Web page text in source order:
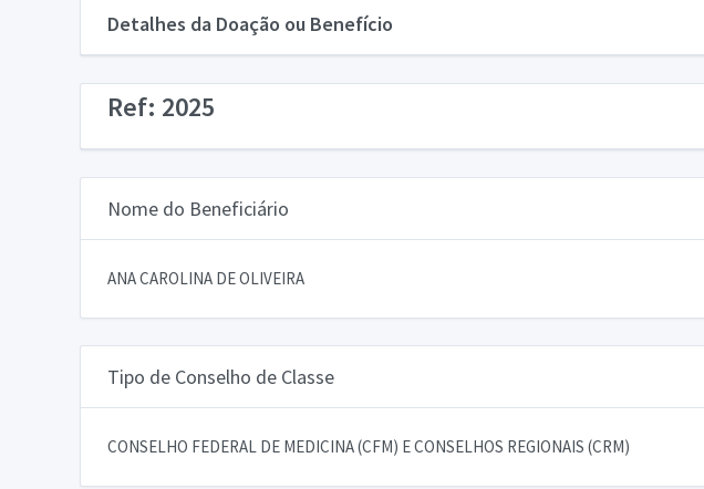
Detalhes da Doação ou Benefício
Ref: 2025
Nome do Beneficiário
ANA CAROLINA DE OLIVEIRA
Tipo de Conselho de Classe
CONSELHO FEDERAL DE MEDICINA (CFM) E CONSELHOS REGIONAIS (CRM)